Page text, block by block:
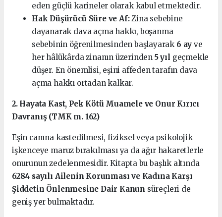
eden güçlü karineler olarak kabul etmektedir.
Hak Düşürücü Süre ve Af:Zina sebebine
dayanarak dava açma hakkı, boşanma
sebebinin öğrenilmesinden başlayarak 6 ay ve
her hâlükârda zinanın üzerinden 5 yıl geçmekle
düşer. En önemlisi, eşini affeden tarafın dava
açma hakkı ortadan kalkar.
2. Hayata Kast, Pek Kötü Muamele ve Onur Kırıcı
Davranış (TMK m. 162)
Eşin canına kastedilmesi, fiziksel veya psikolojik
işkenceye maruz bırakılması ya da ağır hakaretlerle
onurunun zedelenmesidir. Kitapta bu başlık altında
6284 sayılı Ailenin Korunması ve Kadına Karşı
Şiddetin Önlenmesine Dair Kanun süreçleri de
geniş yer bulmaktadır.